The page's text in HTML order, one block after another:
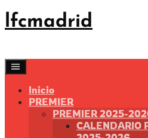
Saltar
al
lfcmadrid
Inicio
PREMIER
PREMIER 2025-
CALENDARIO